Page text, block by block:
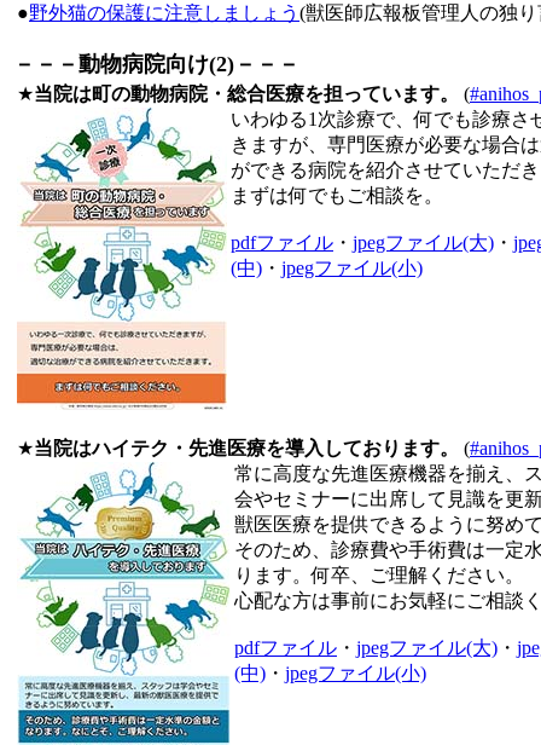
●野外猫の保護に注意しましょう (獣医師広報板管理人の独り
－－－動物病院向け(2)－－－
★当院は町の動物病院・総合医療を担っています。 (
いわゆる1次診療で、何でも診療さ
きますが、専門医療が必要な場合
ができる病院を紹介させていただ
まずは何でもご相談を。
pdfファイル ・ jpegファイル(大) ・
(中) ・ jpegファイル(小)
★当院はハイテク・先進医療を導入しております。 (
常に高度な先進医療機器を揃え、
会やセミナーに出席して見識を更
獣医医療を提供できるように努め
そのため、診療費や手術費は一定
ります。何卒、ご理解ください。
心配な方は事前にお気軽にご相談
pdfファイル ・ jpegファイル(大) ・
(中) ・ jpegファイル(小)